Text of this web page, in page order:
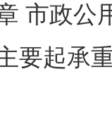
市政
要起承